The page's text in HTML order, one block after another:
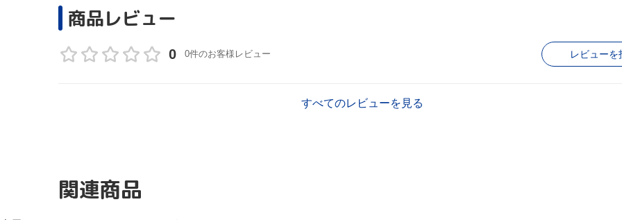
商品レビュー
0 0件のお客様レビュー レビューを
すべてのレビューを見る
関連商品